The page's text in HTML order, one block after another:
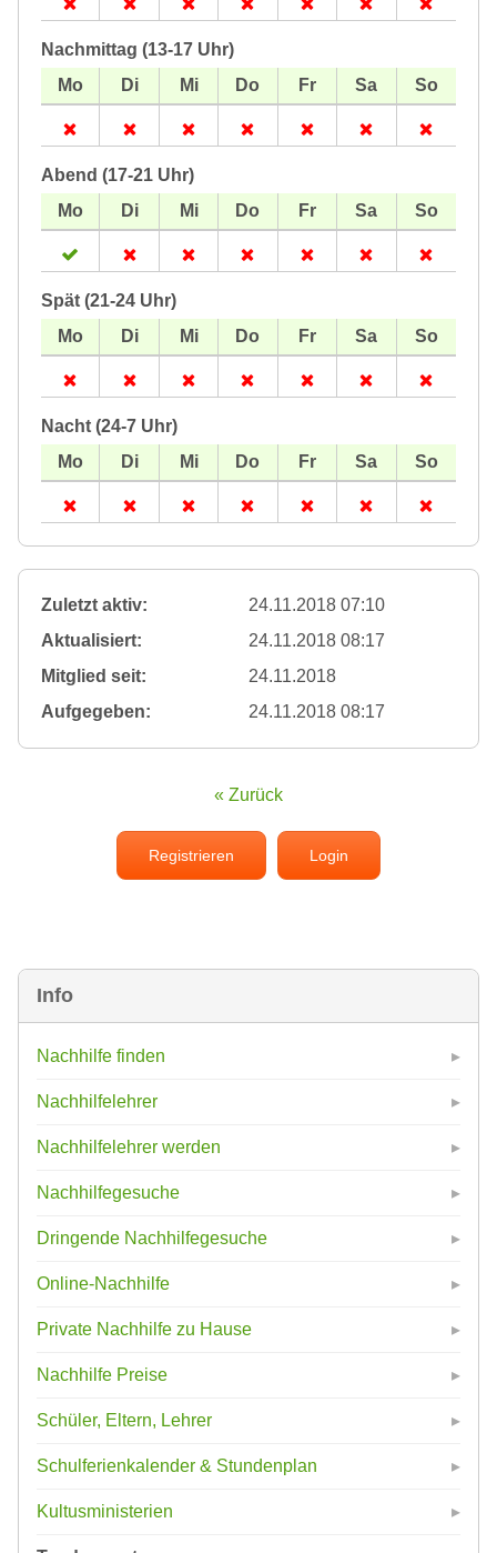
Info
Nachhilfe finden
Nachhilfelehrer
Nachhilfelehrer werden
Nachhilfegesuche
Dringende Nachhilfegesuche
Online-Nachhilfe
Private Nachhilfe zu Hause
Nachhilfe Preise
Schüler, Eltern, Lehrer
Schulferienkalender & Stundenplan
Kultusministerien
Nachmittag (13-17 Uhr)
Abend (17-21 Uhr)
Spät (21-24 Uhr)
Nacht (24-7 Uhr)
Zuletzt aktiv:
24.11.2018 07:10
Aktualisiert:
24.11.2018 08:17
Mitglied seit:
24.11.2018
Aufgegeben:
24.11.2018 08:17
« Zurück
Registrieren Login